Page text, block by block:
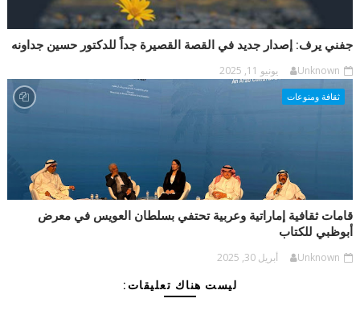
جفني يرف: إصدار جديد في القصة القصيرة جداً للدكتور حسين جداونه
Unknown يونيو 11, 2025
ثقافة ومنوعات
قامات ثقافية إماراتية وعربية تحتفي بسلطان العويس في معرض
أبوظبي للكتاب
Unknown أبريل 30, 2025
ليست هناك تعليقات: